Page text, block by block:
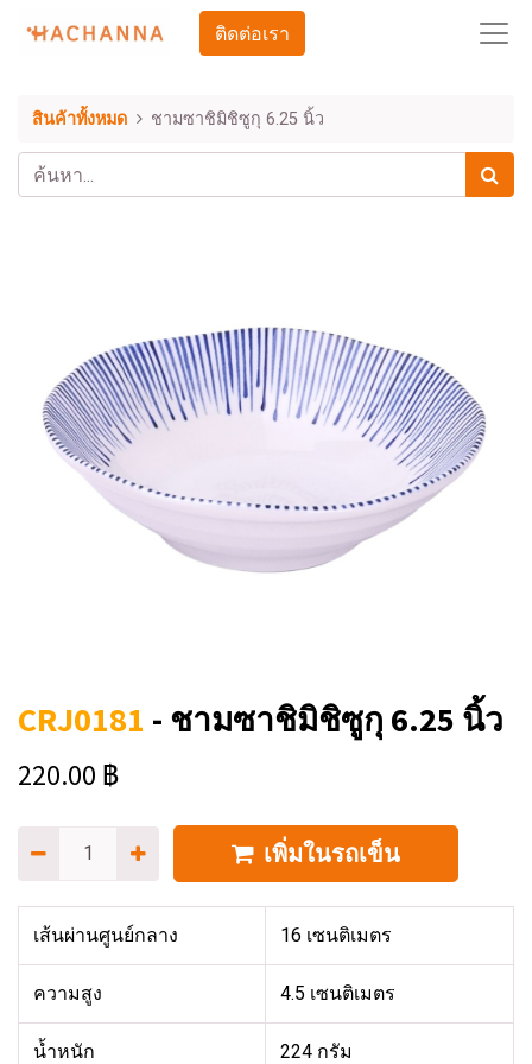
ติดต่อเรา
สินค้าทั้งหมด ชามซาชิมิชิซูกุ 6.25 นิ้ว
CRJ0181 - ชามซาชิมิชิซูกุ 6.25 นิ้ว
220.00 ฿
เพิ่มในรถเข็น
เส้นผ่านศูนย์กลาง 16 เซนติเมตร
ความสูง 4.5 เซนติเมตร
น้ำหนัก 224 กรัม